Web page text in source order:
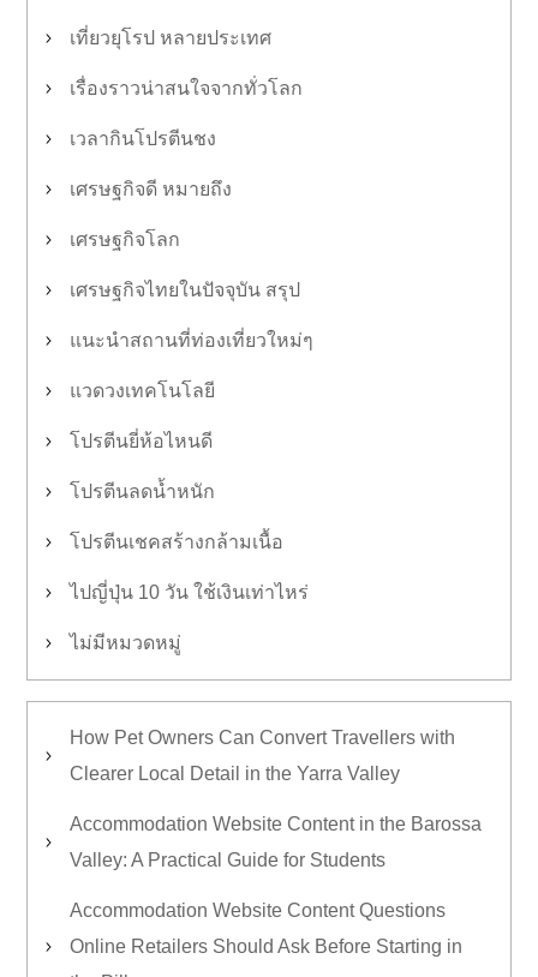
เที่ยวยุโรป หลายประเทศ
เรื่องราวน่าสนใจจากทั่วโลก
เวลากินโปรตีนชง
เศรษฐกิจดี หมายถึง
เศรษฐกิจโลก
เศรษฐกิจไทยในปัจจุบัน สรุป
แนะนำสถานที่ท่องเที่ยวใหม่ๆ
แวดวงเทคโนโลยี
โปรตีนยี่ห้อไหนดี
โปรตีนลดน้ำหนัก
โปรตีนเชคสร้างกล้ามเนื้อ
ไปญี่ปุ่น 10 วัน ใช้เงินเท่าไหร่
ไม่มีหมวดหมู่
How Pet Owners Can Convert Travellers with
Clearer Local Detail in the Yarra Valley
Accommodation Website Content in the Barossa
Valley: A Practical Guide for Students
Accommodation Website Content Questions
Online Retailers Should Ask Before Starting in